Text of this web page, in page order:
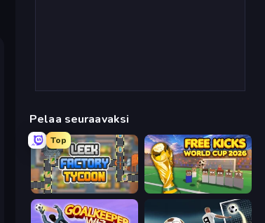
Pelaa seuraavaksi
Top
Leek Factory Tycoon Free Kicks World Cup 2026